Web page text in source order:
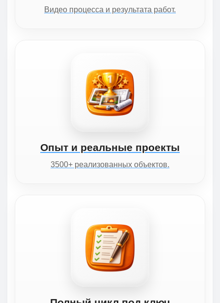
Видео процесса и результата работ.
Опыт и реальные проекты
3500+ реализованных объектов.